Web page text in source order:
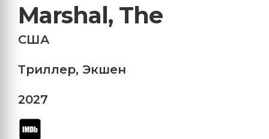
Marshal, The
США
Триллер, Экшен
2027